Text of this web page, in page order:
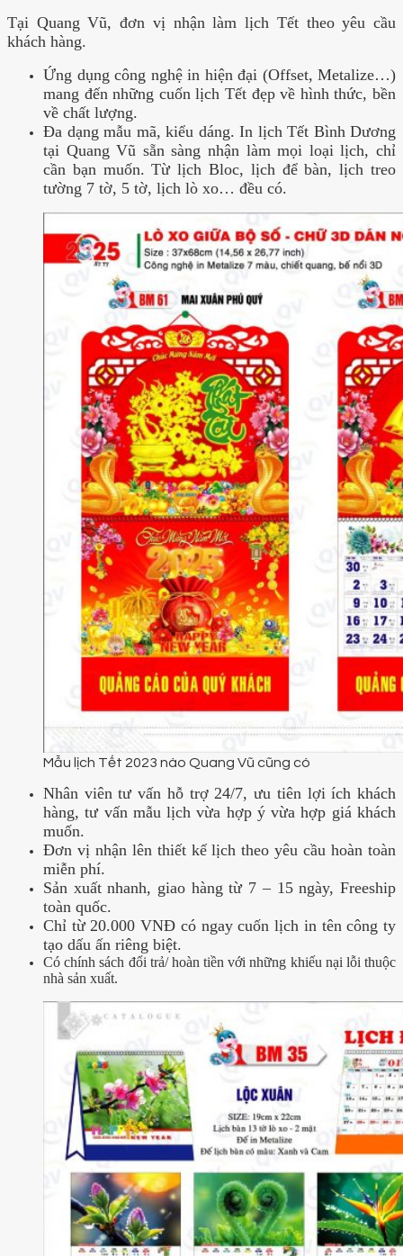
Tại Quang Vũ, đơn vị nhận làm lịch Tết theo yêu cầu
khách hàng.
Ứng dụng công nghệ in hiện đại (Offset, Metalize…)
mang đến những cuốn lịch Tết đẹp về hình thức, bền
về chất lượng.
Đa dạng mẫu mã, kiểu dáng. In lịch Tết Bình Dương
tại Quang Vũ sẵn sàng nhận làm mọi loại lịch, chỉ
cần bạn muốn. Từ lịch Bloc, lịch để bàn, lịch treo
tường 7 tờ, 5 tờ, lịch lò xo… đều có.
Mẫu lịch Tết 2023 nào Quang Vũ cũng có
Nhân viên tư vấn hỗ trợ 24/7, ưu tiên lợi ích khách
hàng, tư vấn mẫu lịch vừa hợp ý vừa hợp giá khách
muốn.
Đơn vị nhận lên thiết kế lịch theo yêu cầu hoàn toàn
miễn phí.
Sản xuất nhanh, giao hàng từ 7 – 15 ngày, Freeship
toàn quốc.
Chỉ từ 20.000 VNĐ có ngay cuốn lịch in tên công ty
tạo dấu ấn riêng biệt.
Có chính sách đổi trả/ hoàn tiền với những khiếu nại lỗi thuộc
nhà sản xuất.